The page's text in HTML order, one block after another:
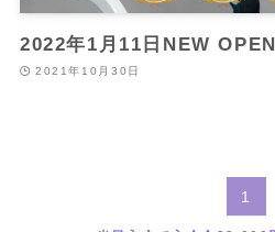
2022年1月11日NEW OPEN
2021年10月30日
1